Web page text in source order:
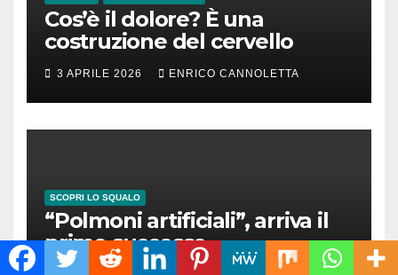
Cos’è il dolore? È una
costruzione del cervello
3 APRILE 2026 ENRICO CANNOLETTA
SCOPRI LO SQUALO
“Polmoni artificiali”, arriva il
primo successo